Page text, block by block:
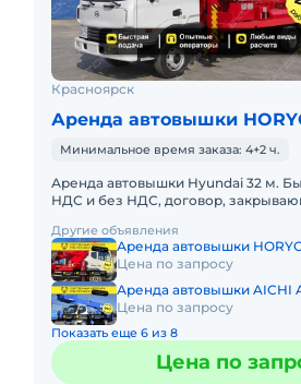
Красноярск
Аренда автовышки
Минимальное время заказа: 4+2 ч.
Аренда автовышки Hyundai 32 м.
НДС и без НДС, договор,
МЕТРАПредоставляем в аренду авт
Другие объявления
Аренда автовышки
Цена по запросу
Аренда автовышки AICHI
Цена по запросу
Показать еще 6 из 8
Цена по